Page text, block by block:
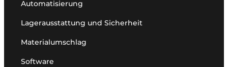
Automatisierung
Lagerausstattung und Sicherheit
Materialumschlag
Software